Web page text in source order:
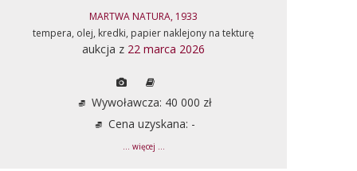
MARTWA NATURA, 1933
tempera, olej, kredki, papier naklejony na tekturę
aukcja z 22 marca 2026
Wywoławcza: 40 000 zł
Cena uzyskana: -
... więcej ...